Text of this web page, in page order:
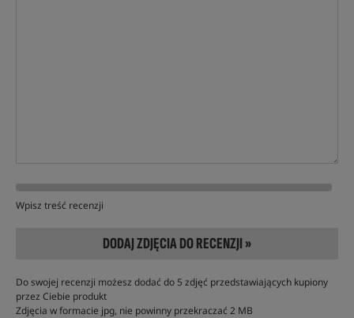
Wpisz treść recenzji
DODAJ ZDJĘCIA DO RECENZJI »
Do swojej recenzji możesz dodać do 5 zdjęć przedstawiających kupiony
przez Ciebie produkt
Zdjęcia w formacie jpg, nie powinny przekraczać 2 MB